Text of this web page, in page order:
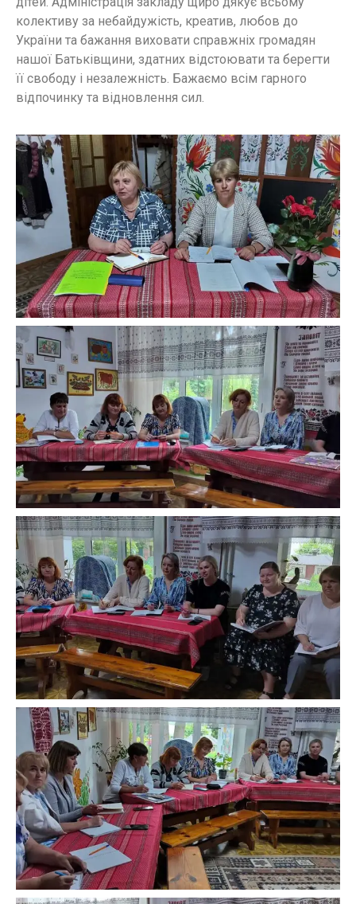
колективу за небайдужість, креатив, любов до
України та бажання виховати справжніх громадян
нашої Батьківщини, здатних відстоювати та берегти
її свободу і незалежність. Бажаємо всім гарного
відпочинку та відновлення сил.